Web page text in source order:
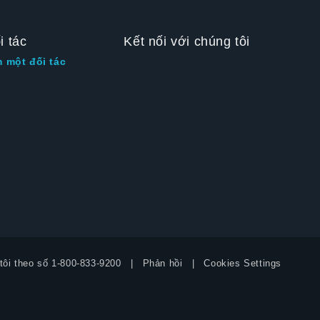
tác
một đối tác
Kết nối với chúng tôi
theo số 1-800-833-9200 Phản hồi Cookies Settings